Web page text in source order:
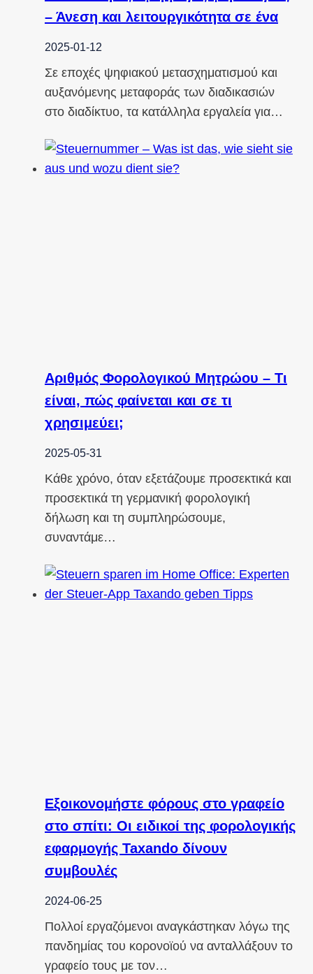
– Άνεση και λειτουργικότητα σε ένα
2025-01-12
Σε εποχές ψηφιακού μετασχηματισμού και
αυξανόμενης μεταφοράς των διαδικασιών
στο διαδίκτυο, τα κατάλληλα εργαλεία για…
Αριθμός Φορολογικού Μητρώου – Τι
είναι, πώς φαίνεται και σε τι
χρησιμεύει;
2025-05-31
Κάθε χρόνο, όταν εξετάζουμε προσεκτικά και
προσεκτικά τη γερμανική φορολογική
δήλωση και τη συμπληρώσουμε,
συναντάμε…
Εξοικονομήστε φόρους στο γραφείο
στο σπίτι: Οι ειδικοί της φορολογικής
εφαρμογής Taxando δίνουν
συμβουλές
2024-06-25
Πολλοί εργαζόμενοι αναγκάστηκαν λόγω της
πανδημίας του κορονοϊού να ανταλλάξουν το
γραφείο τους με τον…